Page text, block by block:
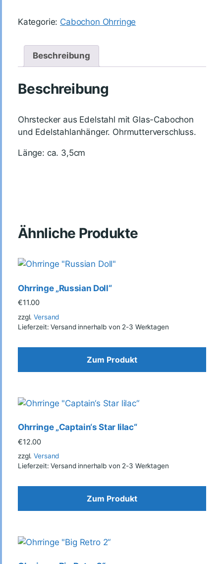
Kategorie: Cabochon Ohrringe
Beschreibung
Beschreibung
Ohrstecker aus Edelstahl mit Glas-Cabochon
und Edelstahlanhänger. Ohrmutterverschluss.
Länge: ca. 3,5cm
Ähnliche Produkte
Ohrringe „Russian Doll“
€11.00
zzgl.Versand
Lieferzeit: Versand innerhalb von 2-3 Werktagen
Zum Produkt
Ohrringe „Captain‘s Star lilac“
€12.00
zzgl.Versand
Lieferzeit: Versand innerhalb von 2-3 Werktagen
Zum Produkt